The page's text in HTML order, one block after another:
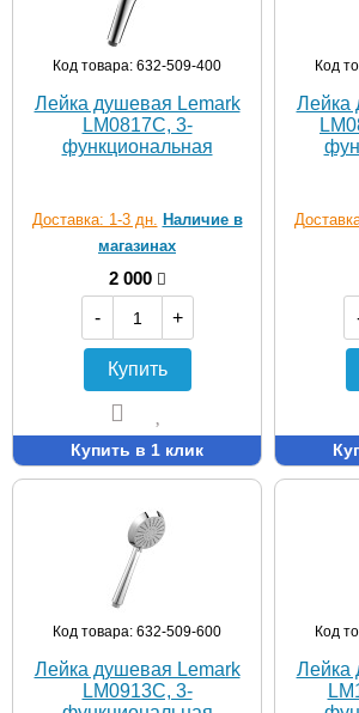
Код товара: 632-509-400
Лейка душевая Lemark
LM0817C, 3-
функциональная
Доставка: 1-3 дн. Наличие в
магазинах
2 000
-
+
Купить
Купить в 1 клик
Код
Лейка
Код товара: 632-509-600
Лейка душевая Lemark
LM0913C, 3-
Код
Лейка